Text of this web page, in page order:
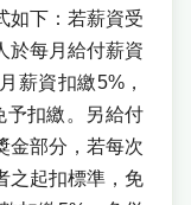
如下：若薪資受
於每月給付薪資
薪資扣繳5%，
予扣繳。另給付
金部分，若每次
之起扣標準，免